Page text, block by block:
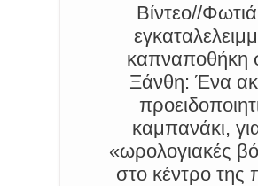
Βίντεο//
καπναποθήκη
Ξάνθη: Ένα
καμπανάκι,
«ωρολογιακές
στο κέντρο της